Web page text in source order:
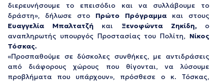
διερευνήσουμε το επεισόδιο και να συλλάβουμε το
δράστη», δήλωσε στο Πρώτο Πρόγραμμα και στους
Ευαγγελία Μπαλτατζή και Ξενοφώντα Ζηκίδη,ο
αναπληρωτής υπουργός Προστασίας του Πολίτη, Νίκος
Τόσκας.
«Προσπαθούμε σε δύσκολες συνθήκες, με αντιδράσεις
από διάφορους χώρους που θίγονται, να λύσουμε
προβλήματα που υπάρχουν», πρόσθεσε ο κ. Τόσκας,